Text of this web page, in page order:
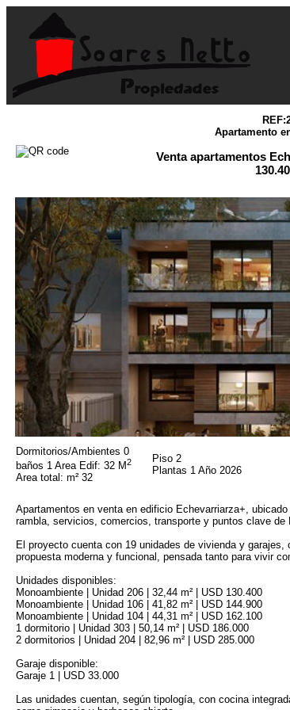
Apartamento
Venta apartamentos
Dormitorios/Ambientes 0
baños 1 Area Edif: 32 M2
Area total: m² 32
Piso 2
Plantas 1 Año 2026
Apartamentos en venta en edificio Echevarriarza+,
rambla, servicios, comercios, transporte y puntos clave de
El proyecto cuenta con 19 unidades de vivienda y
propuesta moderna y funcional, pensada tanto para vivir
Unidades disponibles:
Monoambiente | Unidad 206 | 32,44 m² | USD 130.400
Monoambiente | Unidad 106 | 41,82 m² | USD 144.900
Monoambiente | Unidad 104 | 44,31 m² | USD 162.100
1 dormitorio | Unidad 303 | 50,14 m² | USD 186.000
2 dormitorios | Unidad 204 | 82,96 m² | USD 285.000
Garaje disponible:
Garaje 1 | USD 33.000
Las unidades cuentan, según tipología, con cocina